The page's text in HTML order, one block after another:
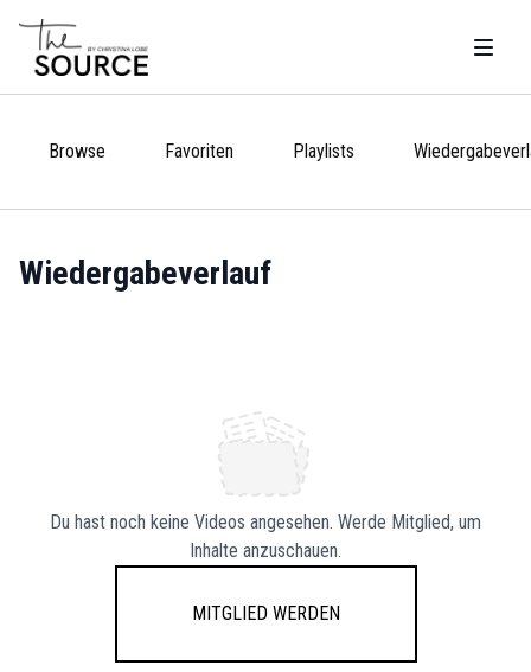
Browse Favoriten Playlists
Wiedergabeverlauf
Du hast noch keine Videos angesehen. Werde Mitglied, um
Inhalte anzuschauen.
Mitglied werden